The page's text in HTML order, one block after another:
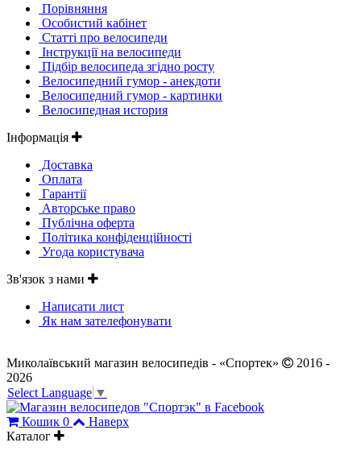
Порівняння
Особистий кабінет
Статті про велосипеди
Інструкції на велосипеди
Підбір велосипеда згідно росту
Велосипедний гумор - анекдоти
Велосипедний гумор - картинки
Велосипедная история
Інформація
Доставка
Оплата
Гарантії
Авторське право
Публічна оферта
Політика конфіденційності
Угода користувача
Зв'язок з нами
Написати лист
Як нам зателефонувати
Миколаївський магазин велосипедів - «Спортек»
2016 -
2026
Select Language ▼
Кошик 0
Наверх
Каталог